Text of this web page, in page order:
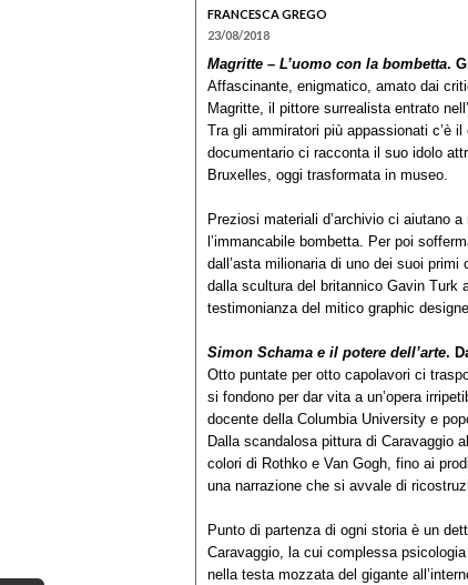
FRANCESCA GREGO
23/08/2018
Magritte – L’uomo con la bombetta.
Affascinante, enigmatico, amato dai
Magritte, il pittore surrealista entrato
Tra gli ammiratori più appassionati c’è
documentario ci racconta il suo idolo
Bruxelles, oggi trasformata in museo.
Preziosi materiali d’archivio ci aiutano a
l’immancabile bombetta. Per poi
dall’asta milionaria di uno dei suoi
dalla scultura del britannico Gavin Turk
testimonianza del mitico graphic
Simon Schama e il potere dell’arte.
Otto puntate per otto capolavori ci
si fondono per dar vita a un’opera
docente della Columbia University e
Dalla scandalosa pittura di Caravaggio
colori di Rothko e Van Gogh, fino ai
una narrazione che si avvale di
Punto di partenza di ogni storia è un
Caravaggio, la cui complessa
nella testa mozzata del gigante